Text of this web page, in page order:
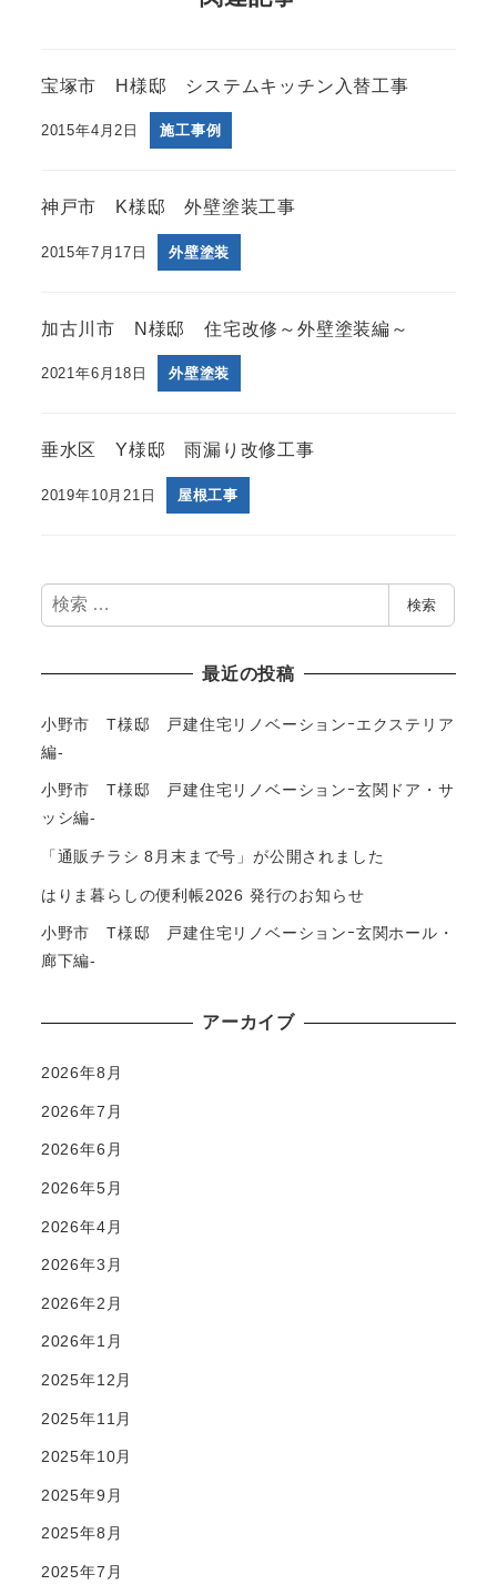
宝塚市 H様邸 システムキッチン入替工事
2015年4月2日 施工事例
神戸市 K様邸 外壁塗装工事
2015年7月17日 外壁塗装
加古川市 N様邸 住宅改修～外壁塗装編～
2021年6月18日 外壁塗装
垂水区 Y様邸 雨漏り改修工事
2019年10月21日 屋根工事
検
索
検索
最近の投稿
小野市 T様邸 戸建住宅リノベーションｰエクステリア
編-
小野市 T様邸 戸建住宅リノベーションｰ玄関ドア・サ
ッシ編-
「通販チラシ 8月末まで号」が公開されました
はりま暮らしの便利帳2026 発行のお知らせ
小野市 T様邸 戸建住宅リノベーションｰ玄関ホール・
廊下編-
アーカイブ
2026年8月
2026年7月
2026年6月
2026年5月
2026年4月
2026年3月
2026年2月
2026年1月
2025年12月
2025年11月
2025年10月
2025年9月
2025年8月
2025年7月